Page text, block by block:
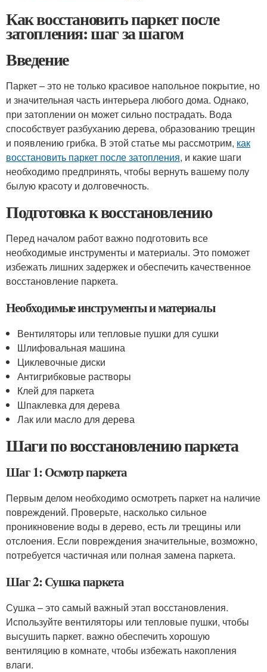
Как восстановить паркет после
затопления: шаг за шагом
Введение
Паркет – это не только красивое напольное покрытие, но
и значительная часть интерьера любого дома. Однако,
при затоплении он может сильно пострадать. Вода
способствует разбуханию дерева, образованию трещин
и появлению грибка. В этой статье мы рассмотрим, как
восстановить паркет после затопления, и какие шаги
необходимо предпринять, чтобы вернуть вашему полу
былую красоту и долговечность.
Подготовка к восстановлению
Перед началом работ важно подготовить все
необходимые инструменты и материалы. Это поможет
избежать лишних задержек и обеспечить качественное
восстановление паркета.
Необходимые инструменты и материалы
Вентиляторы или тепловые пушки для сушки
Шлифовальная машина
Циклевочные диски
Антигрибковые растворы
Клей для паркета
Шпаклевка для дерева
Лак или масло для дерева
Шаги по восстановлению паркета
Шаг 1: Осмотр паркета
Первым делом необходимо осмотреть паркет на наличие
повреждений. Проверьте, насколько сильное
проникновение воды в дерево, есть ли трещины или
отслоения. Если повреждения значительные, возможно,
потребуется частичная или полная замена паркета.
Шаг 2: Сушка паркета
Сушка – это самый важный этап восстановления.
Используйте вентиляторы или тепловые пушки, чтобы
высушить паркет. важно обеспечить хорошую
вентиляцию в комнате, чтобы избежать накопления
влаги.